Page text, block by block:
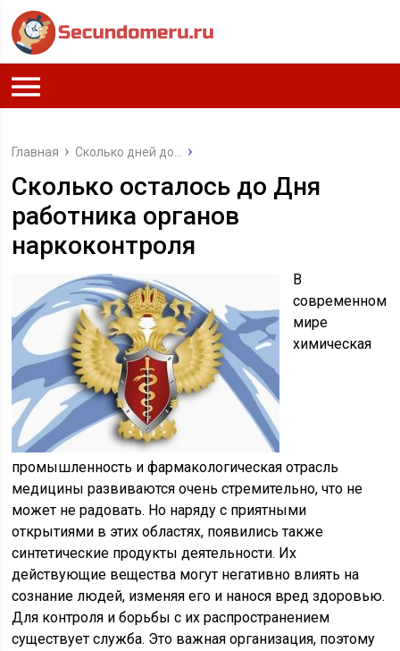
Главная Сколько дней до...
Сколько осталось до Дня
работника органов
наркоконтроля
В
современном
мире
химическая
промышленность и фармакологическая отрасль
медицины развиваются очень стремительно, что не
может не радовать. Но наряду с приятными
открытиями в этих областях, появились также
синтетические продукты деятельности. Их
действующие вещества могут негативно влиять на
сознание людей, изменяя его и нанося вред здоровью.
Для контроля и борьбы с их распространением
существует служба. Это важная организация, поэтому